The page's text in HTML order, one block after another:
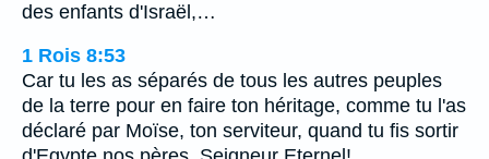
des enfants d'Israël,…
1 Rois 8:53
Car tu les as séparés de tous les autres peuples
de la terre pour en faire ton héritage, comme tu l'as
déclaré par Moïse, ton serviteur, quand tu fis sortir